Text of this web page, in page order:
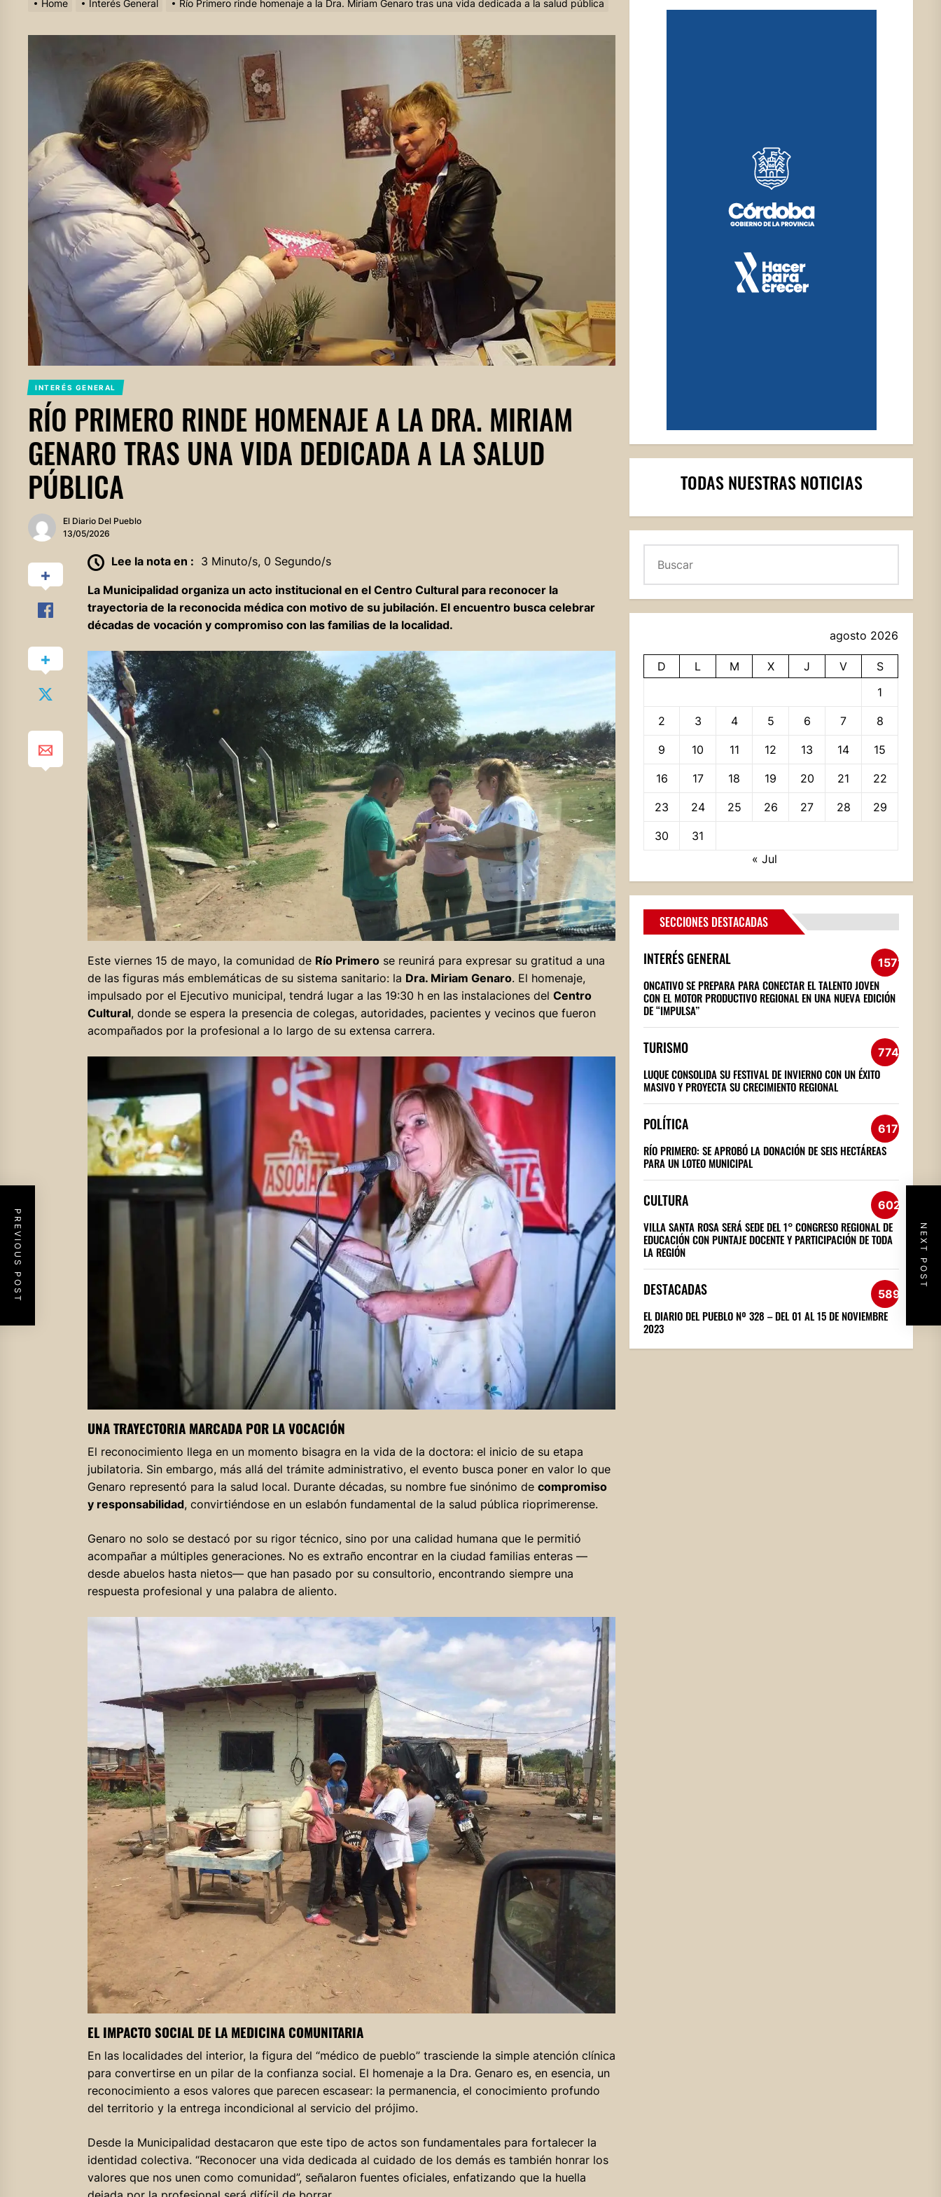
Home Interés General Río Primero rinde homenaje a la Dra. Miriam Genaro tras una vida dedicada a la salud pública
INTERÉS GENERAL
RÍO PRIMERO RINDE HOMENAJE A LA DRA. MIRIAM
GENARO TRAS UNA VIDA DEDICADA A LA SALUD
PÚBLICA
El Diario Del Pueblo
13/05/2026
Lee la nota en : 3 Minuto/s, 0 Segundo/s
La Municipalidad organiza un acto institucional en el Centro Cultural para reconocer la
trayectoria de la reconocida médica con motivo de su jubilación. El encuentro busca celebrar
décadas de vocación y compromiso con las familias de la localidad.
Este viernes 15 de mayo, la comunidad de Río Primerose reunirá para expresar su gratitud a una
de las figuras más emblemáticas de su sistema sanitario: la Dra. Miriam Genaro. El homenaje,
impulsado por el Ejecutivo municipal, tendrá lugar a las 19:30 h en las instalaciones del Centro
Cultural, donde se espera la presencia de colegas, autoridades, pacientes y vecinos que fueron
acompañados por la profesional a lo largo de su extensa carrera.
UNA TRAYECTORIA MARCADA POR LA VOCACIÓN
El reconocimiento llega en un momento bisagra en la vida de la doctora: el inicio de su etapa
jubilatoria. Sin embargo, más allá del trámite administrativo, el evento busca poner en valor lo que
Genaro representó para la salud local. Durante décadas, su nombre fue sinónimo de compromiso
y responsabilidad, convirtiéndose en un eslabón fundamental de la salud pública rioprimerense.
Genaro no solo se destacó por su rigor técnico, sino por una calidad humana que le permitió
acompañar a múltiples generaciones. No es extraño encontrar en la ciudad familias enteras —
desde abuelos hasta nietos— que han pasado por su consultorio, encontrando siempre una
respuesta profesional y una palabra de aliento.
EL IMPACTO SOCIAL DE LA MEDICINA COMUNITARIA
En las localidades del interior, la figura del “médico de pueblo” trasciende la simple atención clínica
para convertirse en un pilar de la confianza social. El homenaje a la Dra. Genaro es, en esencia, un
reconocimiento a esos valores que parecen escasear: la permanencia, el conocimiento profundo
del territorio y la entrega incondicional al servicio del prójimo.
Desde la Municipalidad destacaron que este tipo de actos son fundamentales para fortalecer la
identidad colectiva. “Reconocer una vida dedicada al cuidado de los demás es también honrar los
valores que nos unen como comunidad”, señalaron fuentes oficiales, enfatizando que la huella
PREVIOUS POST NEXT POST
TODAS NUESTRAS NOTICIAS
agosto 2026
D L M X J V
S
1
2 3 4 5 6 7 8
9 10 11 12 13 14 15
16 17 18 19 20 21 22
23 24 25 26 27 28 29
30
31
« Jul
SECCIONES DESTACADAS
INTERÉS GENERAL 1571
ONCATIVO SE PREPARA PARA CONECTAR EL TALENTO JOVEN
CON EL MOTOR PRODUCTIVO REGIONAL EN UNA NUEVA EDICIÓN
DE “IMPULSA”
TURISMO 774
LUQUE CONSOLIDA SU FESTIVAL DE INVIERNO CON UN ÉXITO
MASIVO Y PROYECTA SU CRECIMIENTO REGIONAL
POLÍTICA 617
RÍO PRIMERO: SE APROBÓ LA DONACIÓN DE SEIS HECTÁREAS
PARA UN LOTEO MUNICIPAL
CULTURA 602
VILLA SANTA ROSA SERÁ SEDE DEL 1° CONGRESO REGIONAL DE
EDUCACIÓN CON PUNTAJE DOCENTE Y PARTICIPACIÓN DE TODA
LA REGIÓN
DESTACADAS 589
EL DIARIO DEL PUEBLO Nº 328 – DEL 01 AL 15 DE NOVIEMBRE
2023